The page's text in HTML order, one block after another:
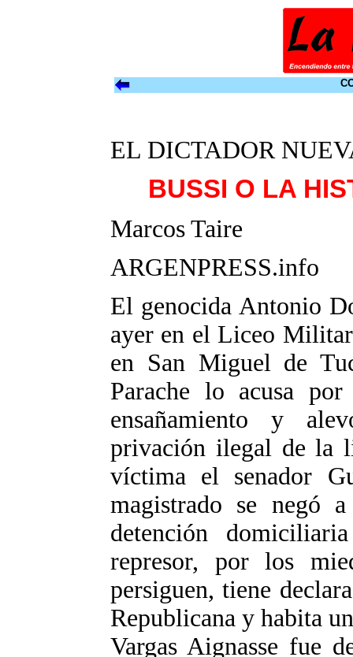
EL DICTADOR
BUSSI O LA
Marcos Taire
ARGENPRESS.info
El genocida Antonio
ayer en el Liceo
en San Miguel de
Parache lo acusa
ensañamiento y
privación ilegal de la
víctima el senador
magistrado se negó
detención
represor, por los
persiguen, tiene
Republicana y habita
Vargas Aignasse fue